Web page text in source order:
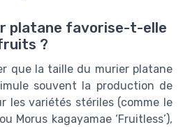
platane favorise-t-elle
?
que la taille du murier platane
souvent la production de
les variétés stériles (comme le
Morus kagayamae ‘Fruitless’),